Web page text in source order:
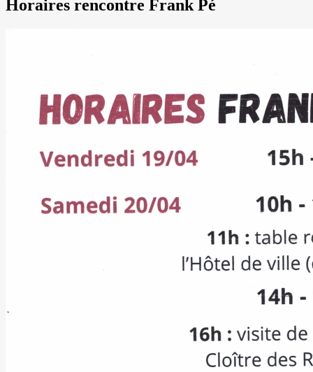
Horaires rencontre Frank Pé